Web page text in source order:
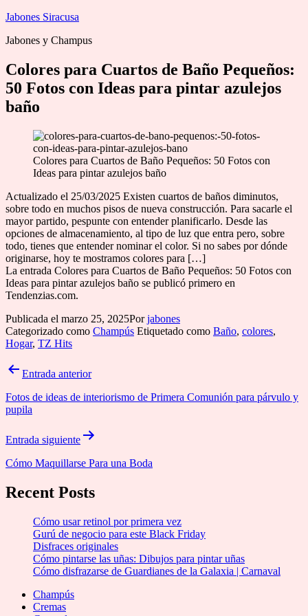
Saltar
contenido
Jabones Siracusa
Jabones y Champus
Colores para Cuartos de Baño Pequeños:
50 Fotos con Ideas para pintar azulejos
baño
Colores para Cuartos de Baño Pequeños: 50 Fotos con
Ideas para pintar azulejos baño
Actualizado el 25/03/2025 Existen cuartos de baños diminutos,
sobre todo en muchos pisos de nueva construcción. Para sacarle el
mayor partido, pespunte con entender planificarlo. Desde las
opciones de almacenamiento, al tipo de luz que entra pero, sobre
todo, tienes que entender nominar el color. Si no sabes por dónde
originarse, hoy te mostramos colores para […]
La entrada Colores para Cuartos de Baño Pequeños: 50 Fotos con
Ideas para pintar azulejos baño se publicó primero en
Tendenzias.com.
Publicada el marzo 25, 2025Porjabones
Categorizado como Champús Etiquetado como Baño, colores,
Hogar, TZ Hits
Navegación
entradas
Entrada anterior
Fotos de ideas de interiorismo de Primera Comunión para párvulo y
pupila
Entrada siguiente
Cómo Maquillarse Para una Boda
Recent Posts
Cómo usar retinol por primera vez
Gurú de negocio para este Black Friday
Disfraces originales
Cómo pintarse las uñas: Dibujos para pintar uñas
Cómo disfrazarse de Guardianes de la Galaxia | Carnaval
Champús
Cremas